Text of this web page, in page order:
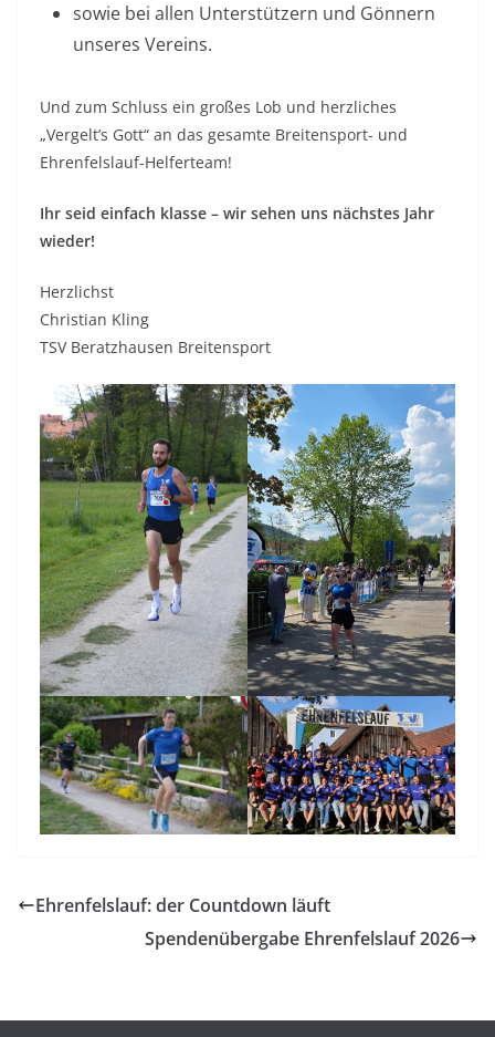
sowie bei allen Unterstützern und Gönnern
unseres Vereins.
Und zum Schluss ein großes Lob und herzliches
„Vergelt’s Gott“ an das gesamte Breitensport- und
Ehrenfelslauf-Helferteam!
Ihr seid einfach klasse – wir sehen uns nächstes Jahr
wieder!
Herzlichst
Christian Kling
TSV Beratzhausen Breitensport
Ehrenfelslauf: der Countdown läuft
Spendenübergabe Ehrenfelslauf 2026